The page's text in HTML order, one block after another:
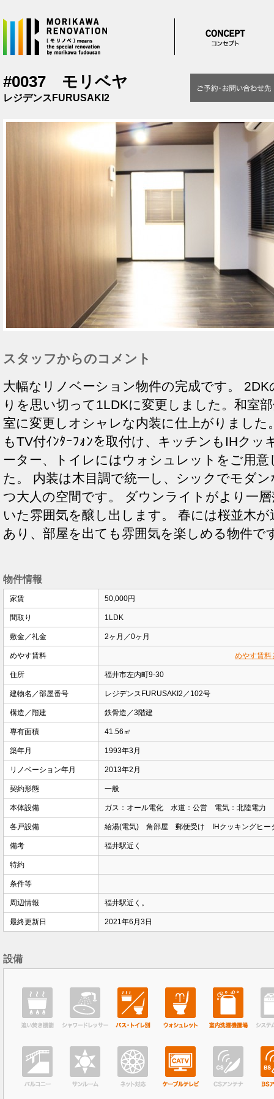
#0037 モリベヤ
レジデンスFURUSAKI2
スタッフからのコメント
大幅なリノベーション物件の完成です。 2DK
りを思い切って1LDKに変更しました。和室
室に変更しオシャレな内装に仕上がりました
もTV付ｲﾝﾀｰﾌｫﾝを取付け、キッチンもIHクッ
ーター、トイレにはウォシュレットをご用意
た。 内装は木目調で統一し、シックでモダ
つ大人の空間です。 ダウンライトがより一
いた雰囲気を醸し出します。 春には桜並木が
あり、部屋を出ても雰囲気を楽しめる物件で
物件情報
家賃 50,000円
間取り 1LDK
敷金／礼金 2ヶ月／0ヶ月
めやす賃料 めやす賃料
住所 福井市左内町9-30
建物名／部屋番号 レジデンスFURUSAKI2／102号
構造／階建 鉄骨造／3階建
専有面積 41.56㎡
築年月 1993年3月
リノベーション年月 2013年2月
契約形態 一般
本体設備 ガス：オール電化 水道：公営 電気：北陸電力
各戸設備 給湯(電気) 角部屋 郵便受け IHクッキングヒー
備考 福井駅近く
特約
条件等
周辺情報 福井駅近く。
最終更新日 2021年6月3日
設備